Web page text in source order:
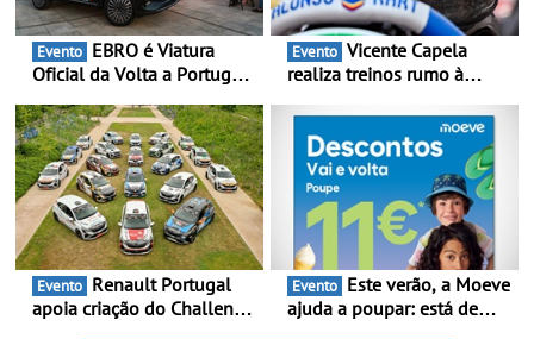
Evento
Oficial da Volta a Portugal
presença nacional ao lado
da mítica prova de ciclismo
e leva a sua gama SUV
multi-energia às estradas
de Portugal
Evento
realiza treinos rumo à
Portugal Karting e mira boa
estreia - O Campeonato
Portugal Karting 2026
decorre entre 1 de Março e
6 de Setembro
Evento
apoia criação do Challenge
Evento
ajuda a poupar: está de